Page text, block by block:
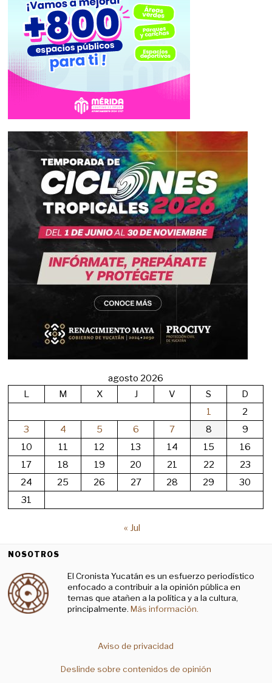
agosto 2026
L
M X J V S
D
1
2
3
4 5 6 7 8
9
10
11 12 13 14 15
16
17
18 19 20 21 22
23
24
25 26 27 28 29
30
31
« Jul
NOSOTROS
El Cronista Yucatán es un esfuerzo periodístico
enfocado a contribuir a la opinión pública en
temas que atañen a la política y a la cultura,
principalmente. Más información.
Aviso de privacidad
Deslinde sobre contenidos de opinión